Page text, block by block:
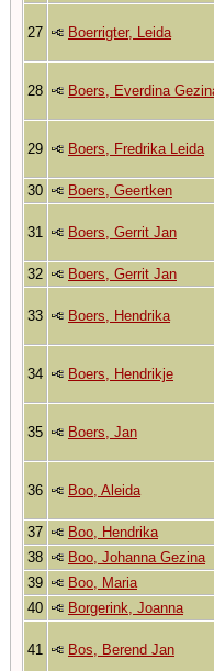
27 Boerrigter, Leida
28 Boers, Everdina
29 Boers, Fredrika Leida
30 Boers, Geertken
31 Boers, Gerrit Jan
32 Boers, Gerrit Jan
33 Boers, Hendrika
34 Boers, Hendrikje
35 Boers, Jan
36 Boo, Aleida
37 Boo, Hendrika
38
Boo, Johanna Gezina
39
Boo, Maria
40
Borgerink, Joanna
41 Bos, Berend Jan